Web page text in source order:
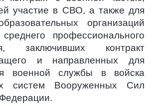
участие в СВО, а также для
организаций
профессионального
заключивших контракт
и направленных для
военной службы в войска
систем Вооруженных Сил